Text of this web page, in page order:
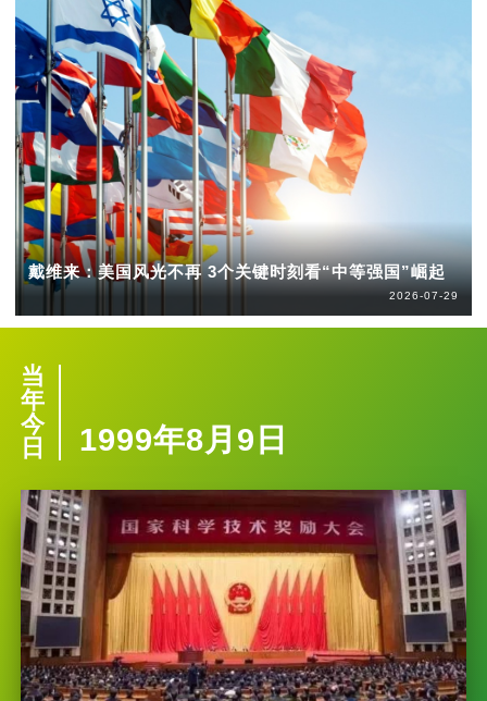
戴维来：美国风光不再 3个关键时刻看“中等强国”崛起
2026-07-29
当
年
今
日
1999年8月9日